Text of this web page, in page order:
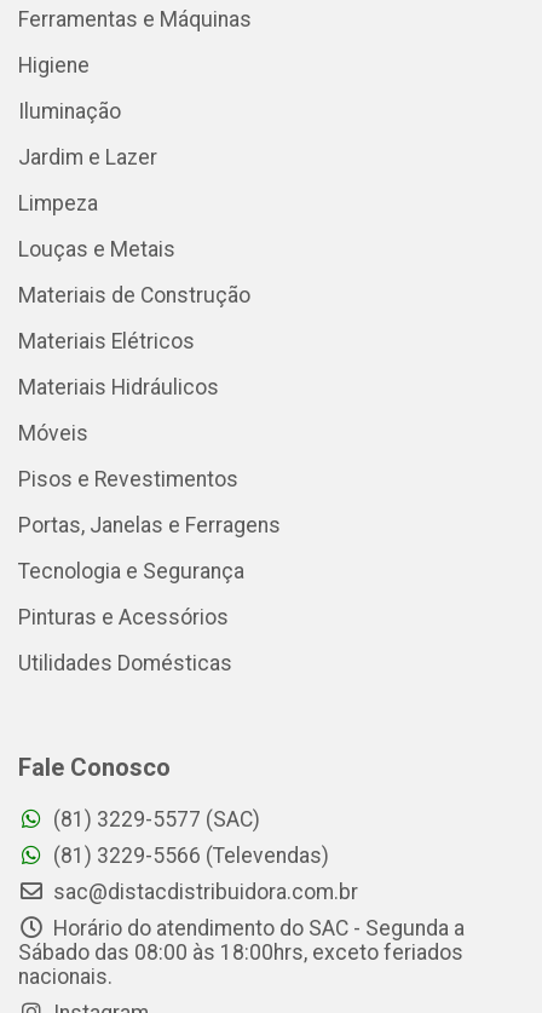
Ferramentas e Máquinas
Higiene
Iluminação
Jardim e Lazer
Limpeza
Louças e Metais
Materiais de Construção
Materiais Elétricos
Materiais Hidráulicos
Móveis
Pisos e Revestimentos
Portas, Janelas e Ferragens
Tecnologia e Segurança
Pinturas e Acessórios
Utilidades Domésticas
Fale Conosco
(81) 3229-5577 (SAC)
(81) 3229-5566 (Televendas)
sac@distacdistribuidora.com.br
Horário do atendimento do SAC - Segunda a
Sábado das 08:00 às 18:00hrs, exceto feriados
nacionais.